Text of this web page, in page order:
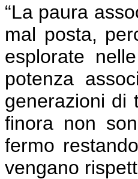
“La paura
mal posta,
esplorate
potenza
generazioni di
finora non
fermo
vengano